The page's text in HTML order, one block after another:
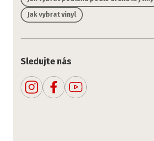
Jak vybrat vinyl
Sledujte nás